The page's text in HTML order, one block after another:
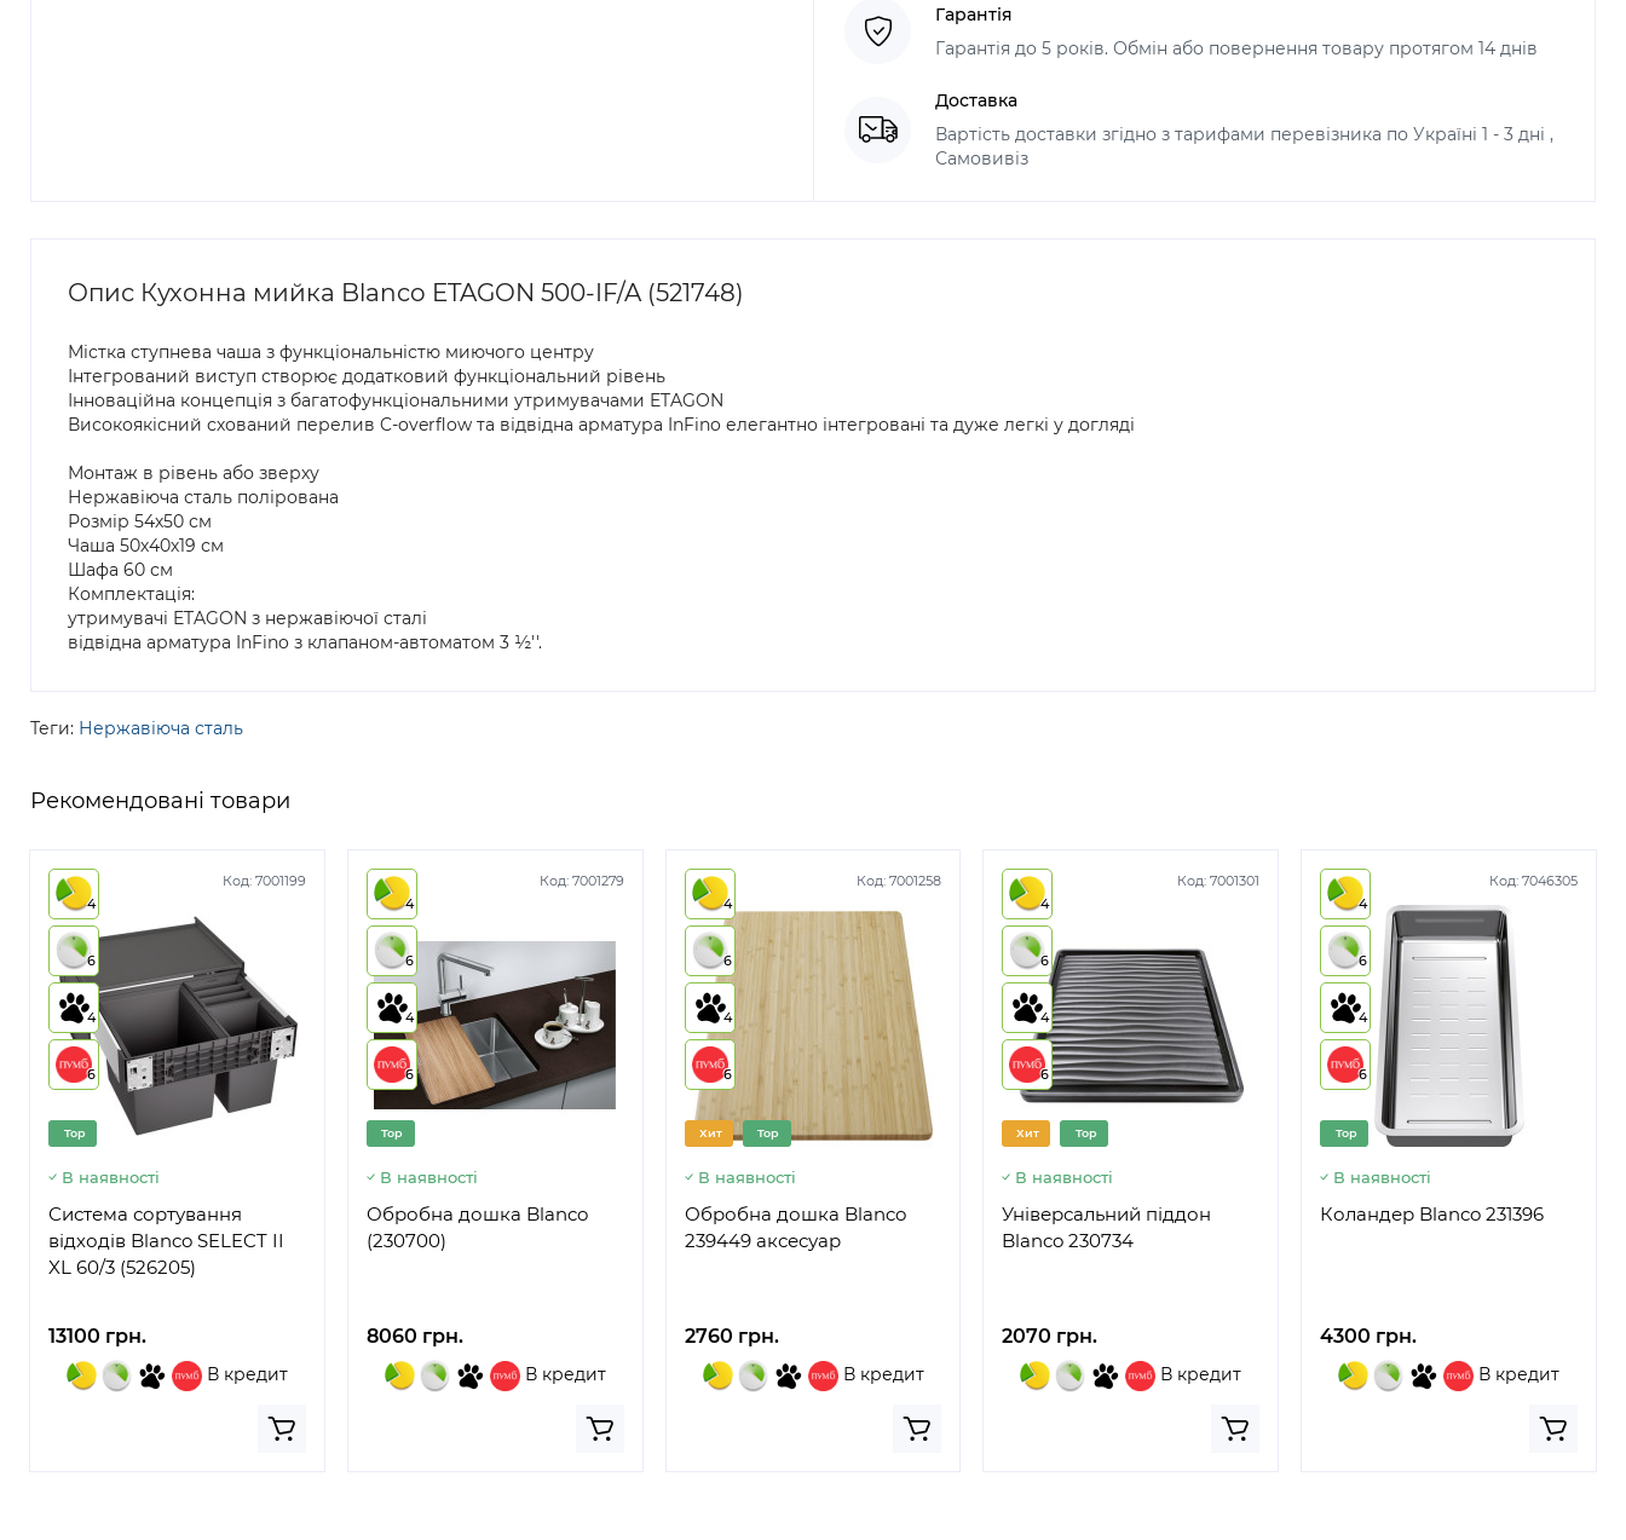
Гарантія
Гарантія до 5 років. Обмін або повернення товару протягом 14 днів
Доставка
Вартість доставки згідно з тарифами перевізника по Україні 1 - 3 дні ,
Самовивіз
Опис Кухонна мийка Blanco ETAGON 500-IF/A (521748)
Містка ступнева чаша з функціональністю миючого центру
Інтегрований виступ створює додатковий функціональний рівень
Інноваційна концепція з багатофункціональними утримувачами ETAGON
Високоякісний схований перелив C-overflow та відвідна арматура InFino елегантно інтегровані та дуже легкі у догляді
Монтаж в рівень або зверху
Нержавіюча сталь полірована
Розмір 54х50 см
Чаша 50х40х19 см
Шафа 60 см
Комплектація:
утримувачі ETAGON з нержавіючої сталі
відвідна арматура InFino з клапаном-автоматом 3 ½''.
Теги: Нержавіюча сталь
Рекомендовані товари
Код: 7001199
4
6
4
6
Top
В наявності
Система сортування
відходів Blanco SELECT II
XL 60/3 (526205)
13100 грн.
В кредит
Код: 7001279
4
6
4
6
Top
В наявності
Обробна дошка Blanco
(230700)
8060 грн.
В кредит
Код:7001258
4
6
4
6
Хит Top
В наявності
Обробна дошка Blanco
239449 аксесуар
2760 грн.
В кредит
Код:7001301
4
6
4
6
Хит Top
В наявності
Універсальний піддон
Blanco 230734
2070 грн.
В кредит
Код: 7046305
4
6
4
6
Top
В наявності
Коландер Blanco 231396
4300 грн.
В кредит